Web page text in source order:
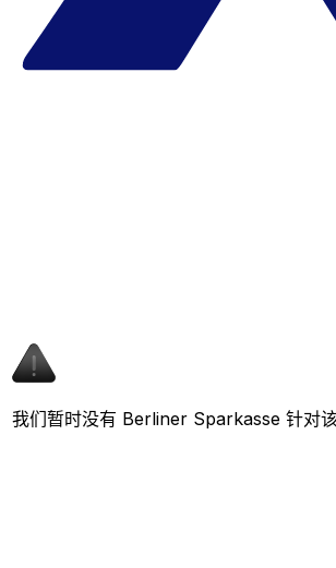
我们暂时没有 Berliner Sparkasse 针对